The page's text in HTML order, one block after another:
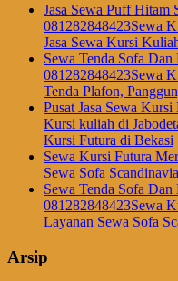
Jasa Sewa Puff Hitam
081282848423Sewa
Jasa Sewa Kursi
Sewa Tenda Sofa
081282848423Sewa
Tenda Plafon,
Pusat Jasa Sewa
Kursi kuliah di
Kursi Futura di Bekasi
Sewa Kursi Futura
Sewa Sofa
Sewa Tenda Sofa
081282848423Sewa
Layanan Sewa Sofa
Arsip